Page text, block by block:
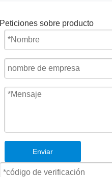
Peticiones sobre producto
Enviar